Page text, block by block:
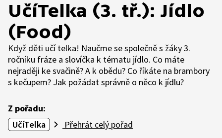
UčíTelka (3. tř.): Jídlo
(Food)
Když děti učí telka! Naučme se společně s žáky 3.
ročníku fráze a slovíčka k tématu jídlo. Co máte
nejraději ke svačině? A k obědu? Co říkáte na brambory
s kečupem? Jak požádat správně o něco k jídlu?
Z pořadu:
UčíTelka
Přehrát celý pořad